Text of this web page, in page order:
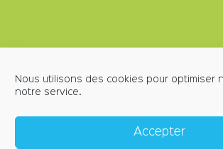
Nous utilisons des cookies pour optimiser
notre service.
Accepter
POLITIQUE DE